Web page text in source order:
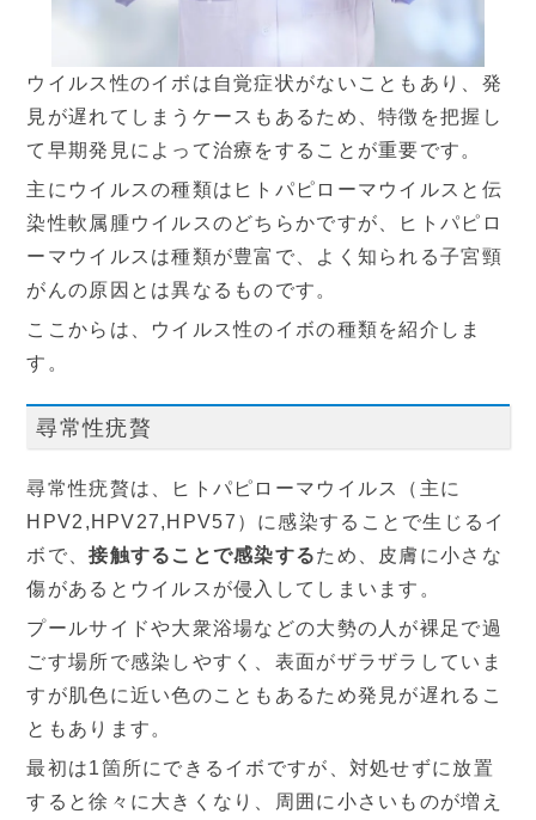
ウイルス性のイボは自覚症状がないこともあり、発
見が遅れてしまうケースもあるため、特徴を把握し
て早期発見によって治療をすることが重要です。
主にウイルスの種類はヒトパピローマウイルスと伝
染性軟属腫ウイルスのどちらかですが、ヒトパピロ
ーマウイルスは種類が豊富で、よく知られる子宮頸
がんの原因とは異なるものです。
ここからは、ウイルス性のイボの種類を紹介しま
す。
尋常性疣贅
尋常性疣贅は、ヒトパピローマウイルス（主に
HPV2,HPV27,HPV57）に感染することで生じるイ
ボで、接触することで感染するため、皮膚に小さな
傷があるとウイルスが侵入してしまいます。
プールサイドや大衆浴場などの大勢の人が裸足で過
ごす場所で感染しやすく、表面がザラザラしていま
すが肌色に近い色のこともあるため発見が遅れるこ
ともあります。
最初は1箇所にできるイボですが、対処せずに放置
すると徐々に大きくなり、周囲に小さいものが増え